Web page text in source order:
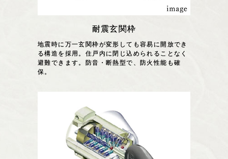
耐震玄関枠
地震時に万一玄関枠が変形しても容易に開放でき
る構造を採用。住戸内に閉じ込められることなく
避難できます。防音・断熱型で、防火性能も確
保。